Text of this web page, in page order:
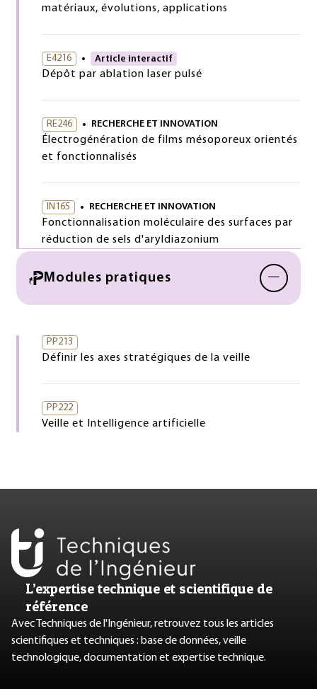
matériaux, évolutions, applications
E4216 Article interactif
Dépôt par ablation laser pulsé
RE246 RECHERCHE ET INNOVATION
Électrogénération de films mésoporeux orientés
et fonctionnalisés
IN165 RECHERCHE ET INNOVATION
Fonctionnalisation moléculaire des surfaces par
réduction de sels d'aryldiazonium
Modules pratiques −
PP213
Définir les axes stratégiques de la veille
PP222
Veille et Intelligence artificielle
L’expertise technique et scientifique de
référence
Avec Techniques de l'Ingénieur, retrouvez tous les articles
scientifiques et techniques : base de données, veille
technologique, documentation et expertise technique.